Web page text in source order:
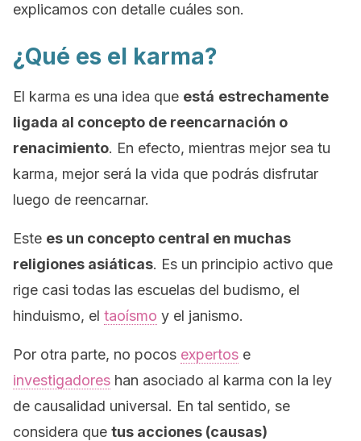
explicamos con detalle cuáles son.
¿Qué es el karma?
El karma es una idea que está estrechamente
ligada al concepto de reencarnación o
renacimiento. En efecto, mientras mejor sea tu
karma, mejor será la vida que podrás disfrutar
luego de reencarnar.
Este es un concepto central en muchas
religiones asiáticas. Es un principio activo que
rige casi todas las escuelas del budismo, el
hinduismo, el taoísmo y el janismo.
Por otra parte, no pocos expertos e
investigadores han asociado al karma con la ley
de causalidad universal. En tal sentido, se
considera que tus acciones (causas)